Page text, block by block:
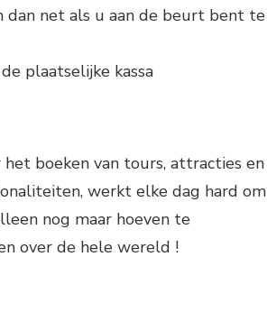
dan net als u aan de beurt bent te
plaatselijke kassa
boeken van tours, attracties en
werkt elke dag hard om
nog maar hoeven te
over de hele wereld !